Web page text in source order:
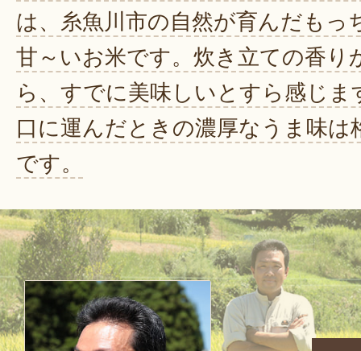
は、糸魚川市の自然が育んだもっ
甘～いお米です。炊き立ての香り
ら、すでに美味しいとすら感じま
口に運んだときの濃厚なうま味は
です。